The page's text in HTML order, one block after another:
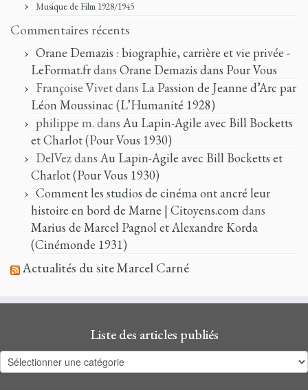
Musique de Film 1928/1945
Commentaires récents
Orane Demazis : biographie, carrière et vie privée -
LeFormat.frdans Orane Demazis dans Pour Vous
Françoise Vivetdans La Passion de Jeanne d’Arc par
Léon Moussinac (L’Humanité 1928)
philippe m. dans Au Lapin-Agile avec Bill Bocketts
et Charlot (Pour Vous 1930)
DelVezdans Au Lapin-Agile avec Bill Bocketts et
Charlot (Pour Vous 1930)
Comment les studios de cinéma ont ancré leur
histoire en bord de Marne | Citoyens.comdans
Marius de Marcel Pagnol et Alexandre Korda
(Cinémonde 1931)
Actualités du site Marcel Carné
Liste des articles publiés
Liste
des